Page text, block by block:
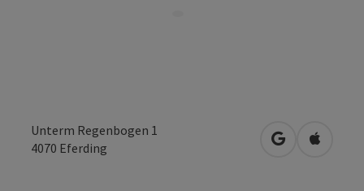
Unterm Regenbogen 1
4070 Eferding in Google
in